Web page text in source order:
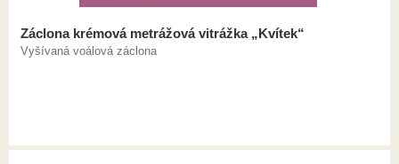
Záclona krémová metrážová vitrážka „Kvítek“
Vyšívaná voálová záclona